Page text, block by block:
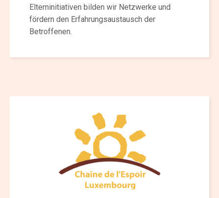
Elterninitiativen bilden wir Netzwerke und
fördern den Erfahrungsaustausch der
Betroffenen.